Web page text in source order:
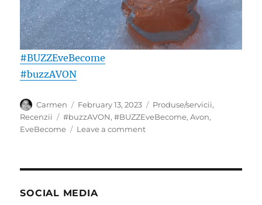
#BUZZEveBecome
#buzzAVON
Author
Carmen
Posted
on
February 13, 2023 Categories
Produse/servicii,
Recenzii
Tags
#buzzAVON,#BUZZEveBecome,Avon,
EveBecome
Leave a commenton
SOCIAL MEDIA